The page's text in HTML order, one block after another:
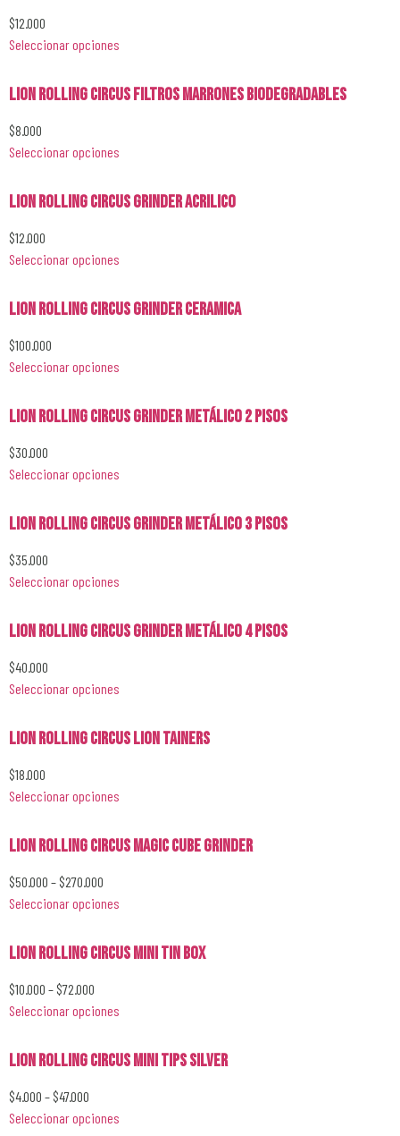
$12.000
Seleccionar opciones
Lion Rolling Circus Filtros Marrones Biodegradables
$8.000
Seleccionar opciones
Lion Rolling Circus Grinder Acrilico
$12.000
Seleccionar opciones
Lion Rolling Circus Grinder Ceramica
$100.000
Seleccionar opciones
Lion Rolling Circus Grinder Metálico 2 Pisos
$30.000
Seleccionar opciones
Lion Rolling Circus Grinder Metálico 3 Pisos
$35.000
Seleccionar opciones
Lion Rolling Circus Grinder Metálico 4 Pisos
$40.000
Seleccionar opciones
Lion Rolling Circus Lion Tainers
$18.000
Seleccionar opciones
Lion Rolling Circus Magic Cube Grinder
$50.000 – $270.000
Seleccionar opciones
Lion Rolling Circus Mini Tin Box
$10.000 – $72.000
Seleccionar opciones
Lion Rolling Circus Mini Tips Silver
$4.000 – $47.000
Seleccionar opciones